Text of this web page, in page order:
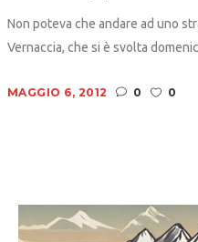
Non poteva che andare ad uno
Vernaccia, che si è svolta
MAGGIO 6, 2012 0 0